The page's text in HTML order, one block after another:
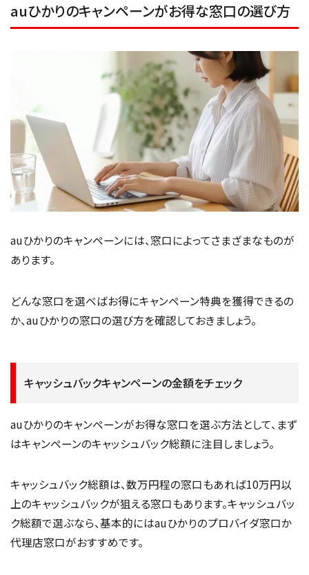
auひかりのキャンペーンがお得な窓口の選び方
auひかりのキャンペーンには、窓口によってさまざまなものが
あります。
どんな窓口を選べばお得にキャンペーン特典を獲得できるの
か、auひかりの窓口の選び方を確認しておきましょう。
キャッシュバックキャンペーンの金額をチェック
auひかりのキャンペーンがお得な窓口を選ぶ方法として、まず
はキャンペーンのキャッシュバック総額に注目しましょう。
キャッシュバック総額は、数万円程の窓口もあれば10万円以
上のキャッシュバックが狙える窓口もあります。キャッシュバッ
ク総額で選ぶなら、基本的にはauひかりのプロバイダ窓口か
代理店窓口がおすすめです。